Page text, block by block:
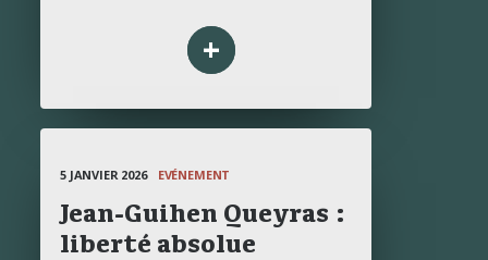
+
5 JANVIER 2026 EVÉNEMENT
Jean-Guihen Queyras :
liberté absolue